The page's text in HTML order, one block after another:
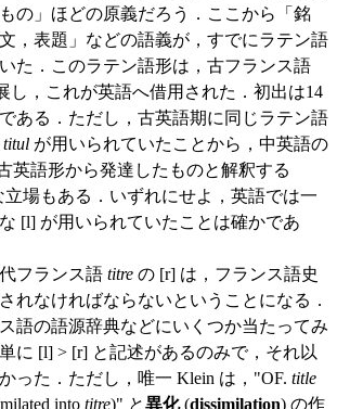
の」ほどの原義だろう．ここから「銘
文，表題」などの語義が，すでにラテン語
た．このラテン語形は，古フランス語
し，これが英語へ借用された．初出は14
ある．ただし，古英語期に同じラテン語
titul が用いられていたことから，中英語の
英語形から発達したものと解釈する
立場もある．いずれにせよ，英語では一
[l] が用いられていたことは確かであ
フランス語 titre の [r] は，フランス語史
れなければならないということになる．
語の語源辞典などにいくつか当たってみ
に [l] > [r] と記述があるのみで，それ以
った．ただし，唯一 Klein は，"OF. title
into titre)" と異化(dissimilation) の作